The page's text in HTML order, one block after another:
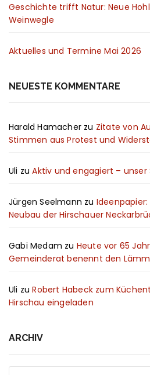
Geschichte trifft Natur: Neue
Weinwegle
Aktuelles und Termine Mai 2026
NEUESTE KOMMENTARE
Harald Hamacher zu Zitate von
Stimmen aus Protest und
Uli zuAktiv und engagiert –
Jürgen Seelmann zu
Neubau der Hirschauer
Gabi Medam zu Heute vor 65
Gemeinderat benennt den
Uli zuRobert Habeck zum
Hirschau eingeladen
ARCHIV